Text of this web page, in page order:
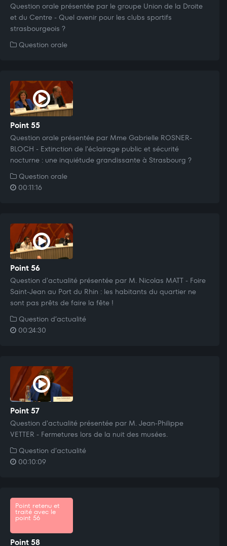
Question orale présentée par le groupe Union de la Droite
et du Centre - Quel avenir pour les clubs sportifs
strasbourgeois ?
Question orale
Point 55
Question orale présentée par Mme Gabrielle ROSNER-
BLOCH - Extinction de l'éclairage public et sécurité
nocturne : une inquiétude grandissante à Strasbourg ?
Question orale
00:11:16
Point 56
Question d'actualité présentée par M. Nicolas MATT - Foire
Saint-Jean au Port du Rhin : les habitants du quartier ne
sont pas prêts de faire la fête !
Question d’actualité
00:24:30
Point 57
Question d'actualité présentée par M. Jean-Philippe
VETTER - Fermetures lors de la nuit des musées.
Question d’actualité
00:10:09
Point retenu et
traité avec le
point 56
Point 58